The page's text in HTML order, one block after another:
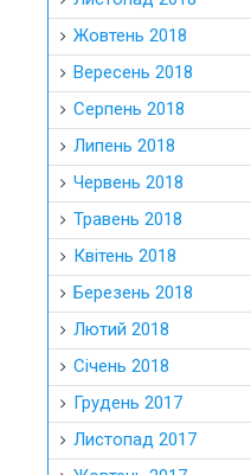
Жовтень 2018
Вересень 2018
Серпень 2018
Липень 2018
Червень 2018
Травень 2018
Квітень 2018
Березень 2018
Лютий 2018
Січень 2018
Грудень 2017
Листопад 2017